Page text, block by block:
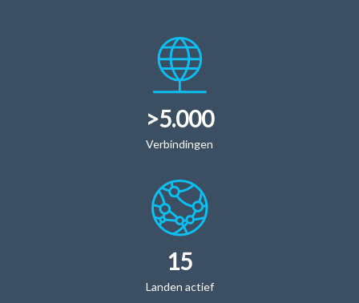
>5.000
Verbindingen
15
Landen actief